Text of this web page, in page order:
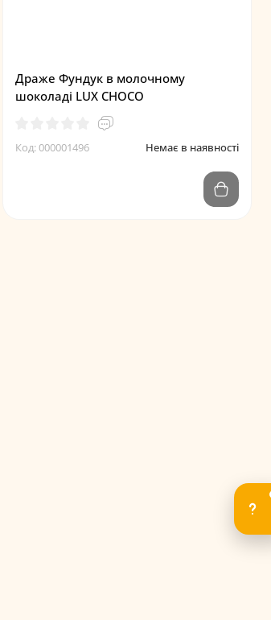
Драже Фундук в молочному
шоколаді LUX CHOCO
Код: 000001496 Немає в наявності